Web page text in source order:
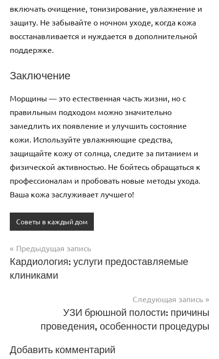
включать очищение, тонизирование, увлажнение и
защиту. Не забывайте о ночном уходе, когда кожа
восстанавливается и нуждается в дополнительной
поддержке.
Заключение
Морщины — это естественная часть жизни, но с
правильным подходом можно значительно
замедлить их появление и улучшить состояние
кожи. Используйте увлажняющие средства,
защищайте кожу от солнца, следите за питанием и
физической активностью. Не бойтесь обращаться к
профессионалам и пробовать новые методы ухода.
Ваша кожа заслуживает лучшего!
Советы в каждый дом
Навигация
по
Предыдущая запись
Кардиология: услуги предоставляемые
клиниками
Следующая запись
УЗИ брюшной полости: причины
проведения, особенности процедуры
Добавить комментарий